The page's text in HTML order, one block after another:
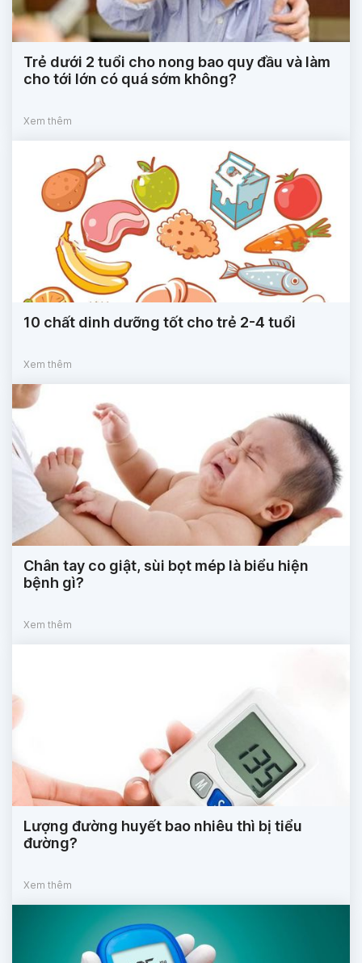
Trẻ dưới 2 tuổi cho nong bao quy đầu và làm
cho tới lớn có quá sớm không?
Xem thêm
10 chất dinh dưỡng tốt cho trẻ 2-4 tuổi
Xem thêm
Chân tay co giật, sùi bọt mép là biểu hiện
bệnh gì?
Xem thêm
Lượng đường huyết bao nhiêu thì bị tiểu
đường?
Xem thêm